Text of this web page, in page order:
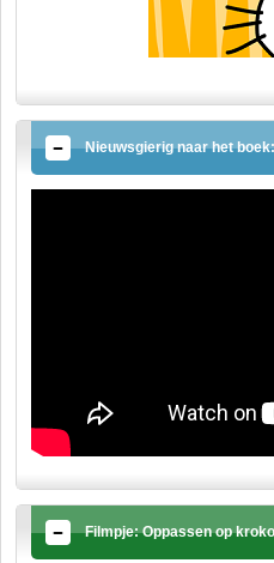
Nieuwsgierig naar het
Filmpje: Oppassen op